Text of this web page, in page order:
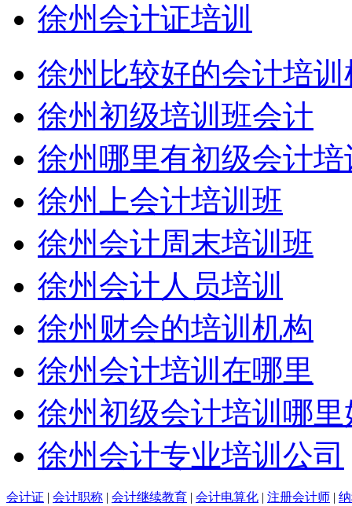
徐州会计证培训
徐州比较好的会计培训
徐州初级培训班会计
徐州哪里有初级会计
徐州上会计培训班
徐州会计周末培训班
徐州会计人员培训
徐州财会的培训机构
徐州会计培训在哪里
徐州初级会计培训哪里
徐州会计专业培训公司
会计证 | 会计职称 | 会计继续教育 | 会计电算化 | 注册会计师 |